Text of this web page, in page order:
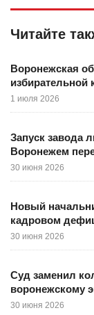
Читайте
Воронежская
избирательной
1 июля 2026
Запуск завода
Воронежем
30 июня 2026
Новый
кадровом
30 июня 2026
Суд заменил
воронежскому
30 июня 2026